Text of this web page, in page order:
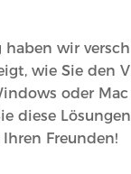
haben wir
wie Sie den
oder Mac
diese
Freunden!